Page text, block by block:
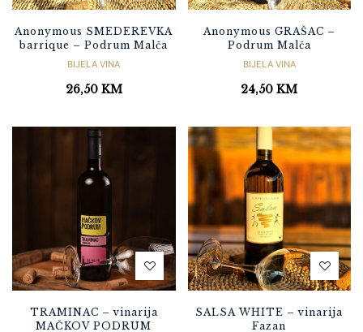
Anonymous SMEDEREVKA
barrique – Podrum Malča
BIJELA VINA
26,50 KM
Anonymous GRAŠAC –
Podrum Malča
BIJELA VINA
24,50KM
TRAMINAC – vinarija
MAČKOV PODRUM
SALSA WHITE – vinarija
Fazan